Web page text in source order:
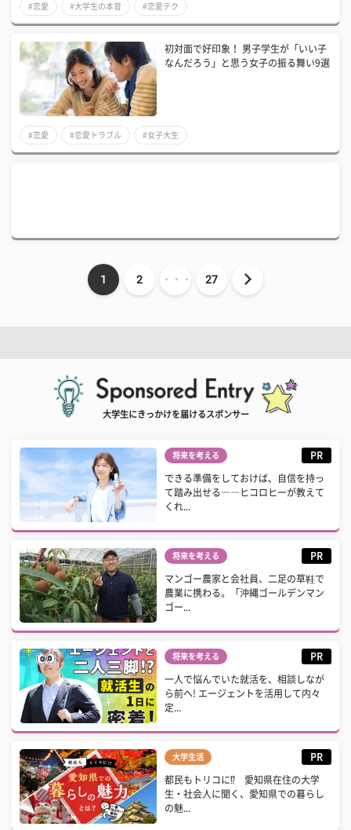
#恋愛 #大学生の本音 #恋愛テク
​初対面で好印象！ 男子学生が「いい子
なんだろう」と思う女子の振る舞い9選
#恋愛 #恋愛トラブル #女子大生
1 2 ・・・ 27
大学生にきっかけを届けるスポンサー
将来を考える PR
できる準備をしておけば、自信を持っ
て踏み出せる――ヒコロヒーが教えて
くれ...
将来を考える PR
マンゴー農家と会社員、二足の草鞋で
農業に携わる。「沖縄ゴールデンマン
ゴー...
将来を考える PR
一人で悩んでいた就活を、相談しなが
ら前へ! エージェントを活用して内々
定...
大学生活 PR
都民もトリコに⁉ 愛知県在住の大学
生・社会人に聞く、愛知県での暮らし
の魅...